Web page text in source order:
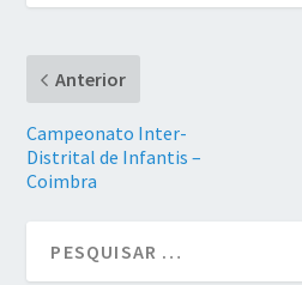
Anterior
Campeonato Inter-
Distrital de Infantis –
Coimbra